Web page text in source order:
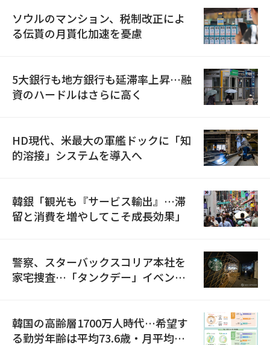
ソウルのマンション、税制改正によ
る伝貰の月貰化加速を憂慮
5大銀行も地方銀行も延滞率上昇…融
資のハードルはさらに高く
HD現代、米最大の軍艦ドックに「知
的溶接」システムを導入へ
韓銀「観光も『サービス輸出』…滞
留と消費を増やしてこそ成長効果」
警察、スターバックスコリア本社を
家宅捜査…「タンクデー」イベント
韓国の高齢層1700万人時代…希望す
る勤労年齢は平均73.6歳・月平均賃